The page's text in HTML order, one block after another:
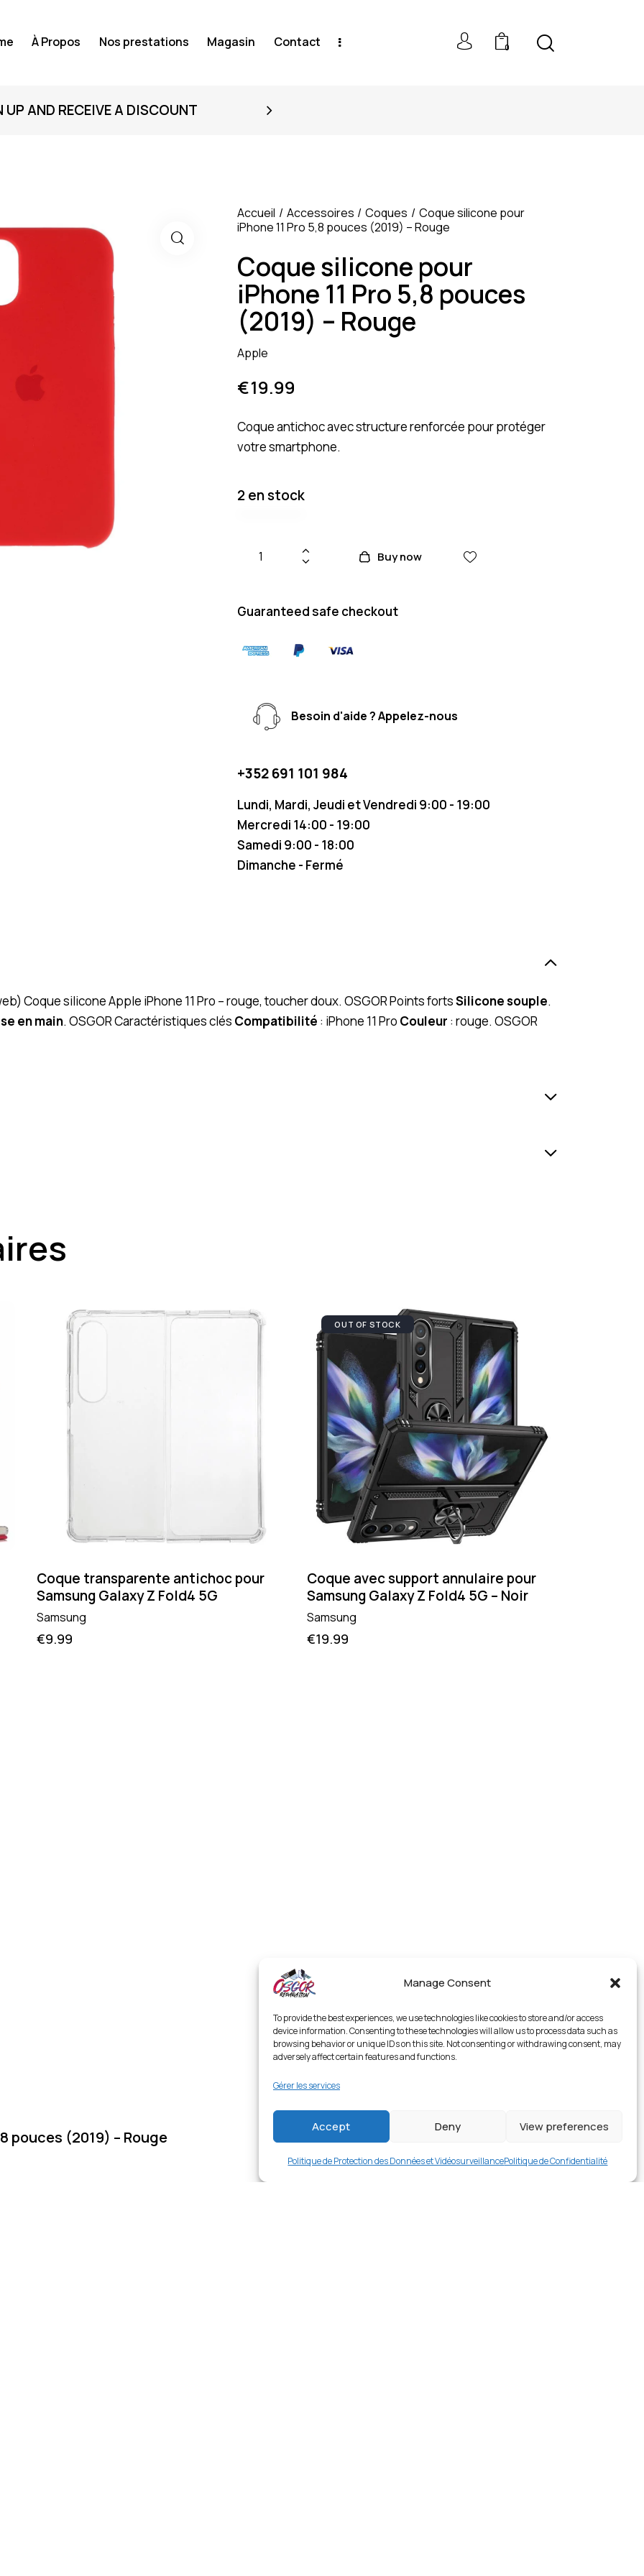
Manage Consent
To provide the best experiences, we use technologies like cookies to store and/or access
device information. Consenting to these technologies will allow us to process data such as
browsing behavior or unique IDs on this site. Not consenting or withdrawing consent, may
adversely affect certain features and functions.
Gérer les services
Accept Deny View preferences
Politique de Protection des Données et VidéosurveillancePolitique de Confidentialité
À Propos Nos prestations Magasin Contact 0
UP AND RECEIVE A DISCOUNT
Accueil Accessoires Coques
Coque silicone pour
iPhone 11 Pro 5,8 pouces (2019) – Rouge
Coque silicone pour
iPhone 11 Pro 5,8 pouces
(2019) – Rouge
Apple
€19.99
Coque antichoc avec structure renforcée pour protéger
votre smartphone.
2 en stock
Buy now
Guaranteed safe checkout
Besoin d'aide ? Appelez-nous
+352 691 101 984
Lundi, Mardi, Jeudi et Vendredi 9:00 - 19:00
Mercredi 14:00 - 19:00
Samedi 9:00 - 18:00
Dimanche - Fermé
Coque silicone Apple iPhone 11 Pro – rouge, toucher doux. OSGOR Points fortsSilicone souple.
en main. OSGOR Caractéristiques clés Compatibilité : iPhone 11 Pro Couleur : rouge. OSGOR
Coque transparente antichoc pour
Samsung Galaxy Z Fold4 5G
Samsung
€9.99
OUT OF STOCK
Coque avec support annulaire pour
Samsung Galaxy Z Fold4 5G – Noir
Samsung
€19.99
pouces (2019) – Rouge €19.99
Buy now